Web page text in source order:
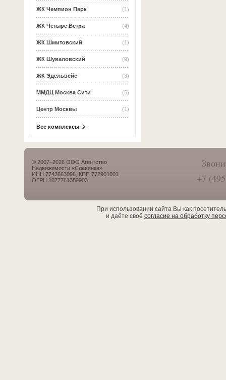
(1)
ЖК Чемпион Парк
(4)
ЖК Четыре Ветра
(1)
ЖК Шмитовский
(9)
ЖК Шуваловский
(3)
ЖК Эдельвейс
(5)
ММДЦ Москва Сити
(1)
Центр Москвы
Все комплексы
© 2007–2026 ООО Агентство
Недвижимости «Славянка»
ИНН 7743663096, КПП 772901001
ОГРН 1077761389903
+7
При использовании сайта Вы как
и даёте своё согласие на обработку